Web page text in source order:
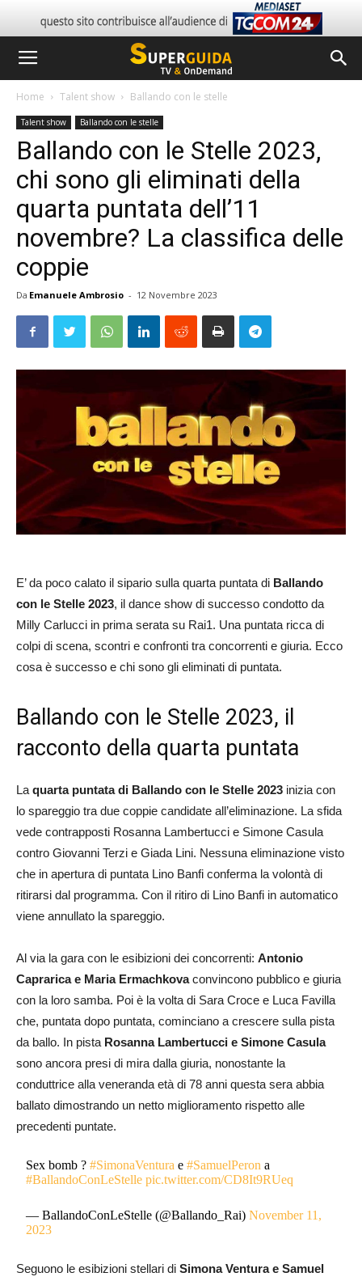
Home Talent show Ballando con le stelle
Talent show Ballando con le stelle
Ballando con le Stelle 2023,
chi sono gli eliminati della
quarta puntata dell’11
novembre? La classifica delle
coppie
Da Emanuele Ambrosio - 12 Novembre 2023
E’ da poco calato il sipario sulla quarta puntata di Ballando
con le Stelle 2023, il dance show di successo condotto da
Milly Carlucci in prima serata su Rai1. Una puntata ricca di
colpi di scena, scontri e confronti tra concorrenti e giuria. Ecco
cosa è successo e chi sono gli eliminati di puntata.
Ballando con le Stelle 2023, il
racconto della quarta puntata
La quarta puntata di Ballando con le Stelle 2023 inizia con
lo spareggio tra due coppie candidate all’eliminazione. La sfida
vede contrapposti Rosanna Lambertucci e Simone Casula
contro Giovanni Terzi e Giada Lini. Nessuna eliminazione visto
che in apertura di puntata Lino Banfi conferma la volontà di
ritirarsi dal programma. Con il ritiro di Lino Banfi in automatico
viene annullato la spareggio.
Al via la gara con le esibizioni dei concorrenti: Antonio
Caprarica e Maria Ermachkovaconvincono pubblico e giuria
con la loro samba. Poi è la volta di Sara Croce e Luca Favilla
che, puntata dopo puntata, cominciano a crescere sulla pista
da ballo. In pista Rosanna Lambertucci e Simone Casula
sono ancora presi di mira dalla giuria, nonostante la
conduttrice alla veneranda età di 78 anni questa sera abbia
ballato dimostrando un netto miglioramento rispetto alle
precedenti puntate.
Sex bomb ?#SimonaVentura e#SamuelPeron a
#BallandoConLeStelle pic.twitter.com/CD8It9RUeq
— BallandoConLeStelle (@Ballando_Rai)November 11,
2023
Seguono le esibizioni stellari di Simona Ventura e Samuel